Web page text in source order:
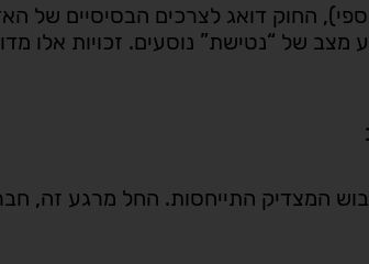
החוק דואג לצרכים הבסיסיים של
מצב של “נטישת” נוסעים. זכויות אלו
המצדיק התייחסות. החל מרגע זה,